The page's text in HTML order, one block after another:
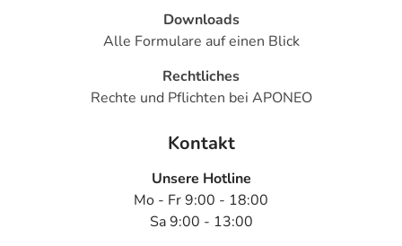
Downloads
Alle Formulare auf einen Blick
Rechtliches
Rechte und Pflichten bei APONEO
Kontakt
Unsere Hotline
Mo - Fr 9:00 - 18:00
Sa 9:00 - 13:00